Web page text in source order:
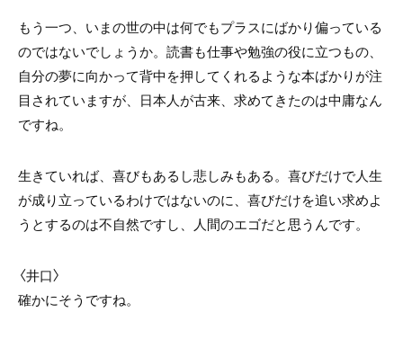
もう一つ、いまの世の中は何でもプラスにばかり偏っている
のではないでしょうか。読書も仕事や勉強の役に立つもの、
自分の夢に向かって背中を押してくれるような本ばかりが注
目されていますが、日本人が古来、求めてきたのは中庸なん
ですね。
生きていれば、喜びもあるし悲しみもある。喜びだけで人生
が成り立っているわけではないのに、喜びだけを追い求めよ
うとするのは不自然ですし、人間のエゴだと思うんです。
〈井口〉
確かにそうですね。